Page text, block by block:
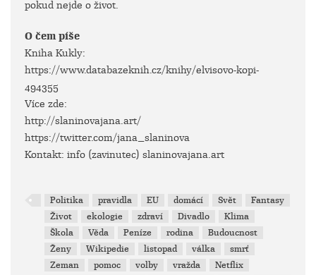
pokud nejde o život.
O čem píše
Kniha Kukly:
https://www.databazeknih.cz/knihy/elvisovo-kopi-
494355
Více zde:
http://slaninovajana.art/
https://twitter.com/jana_slaninova
Kontakt: info (zavinutec) slaninovajana.art
Politika pravidla EU domácí Svět
Fantasy
Život
ekologie zdraví Divadlo
Klima
Škola
Věda Peníze rodina
Budoucnost
Ženy
Wikipedie listopad válka
smrť
Zeman
pomoc volby vražda
Netflix